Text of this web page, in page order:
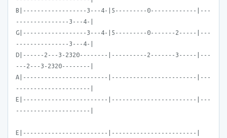
B|------------------3---4-|5---------0-------------|---
---------------3---4-|
G|------------------3---4-|5---------0-------2-----|---
---------------3---4-|
D|------2---3-2320--------|----------2-------3-----|---
---2---3-2320--------|
A|------------------------|------------------------|---
---------------------|
E|------------------------|------------------------|---
---------------------|
E|------------------------|------------------------|